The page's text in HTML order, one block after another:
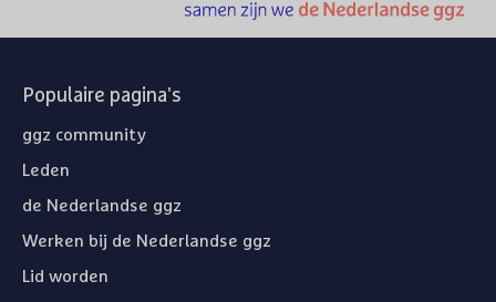
Populaire pagina's
ggz community
Leden
de Nederlandse ggz
Werken bij de Nederlandse ggz
Lid worden